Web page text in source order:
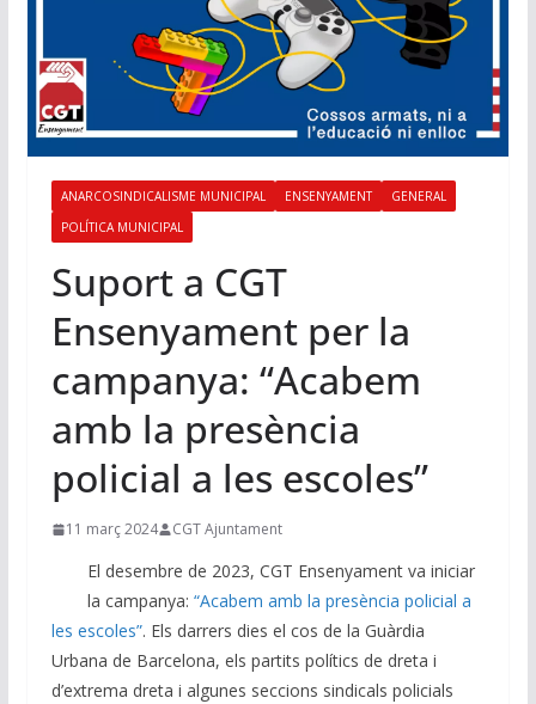
ANARCOSINDICALISME MUNICIPAL ENSENYAMENT
GENERAL
POLÍTICA MUNICIPAL
Suport a CGT
Ensenyament per la
campanya: “Acabem
amb la presència
policial a les escoles”
11 març 2024 CGT Ajuntament
El desembre de 2023, CGT Ensenyament va iniciar
la campanya: “Acabem amb la presència policial a
les escoles”. Els darrers dies el cos de la Guàrdia
Urbana de Barcelona, els partits polítics de dreta i
d’extrema dreta i algunes seccions sindicals policials